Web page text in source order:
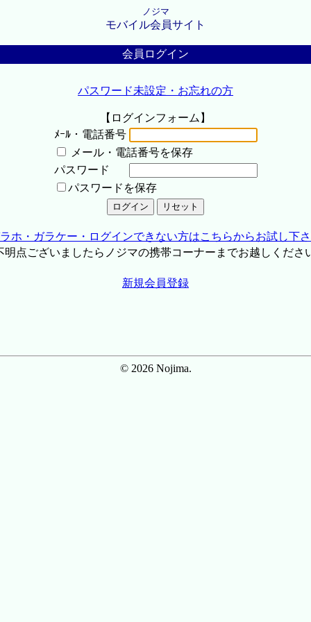
ノジマ
モバイル会員サイト
会員ログイン
パスワード未設定・お忘れの方
【ログインフォーム】
ﾒｰﾙ・電話番号
メール・電話番号を保存
パスワード
パスワードを保存
ホ・ガラケー・ログインできない方はこちらからお試し下
点ございましたらノジマの携帯コーナーまでお越しくださ
新規会員登録
© 2026 Nojima.